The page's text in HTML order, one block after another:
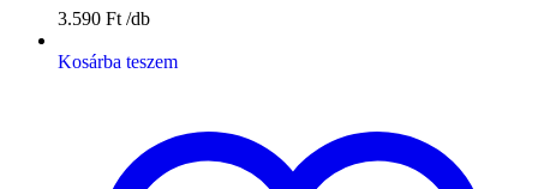
3.590 Ft
Kosárba teszem